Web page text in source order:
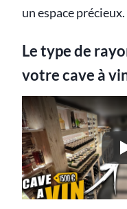
un espace précieux.
Le type de
votre cave à